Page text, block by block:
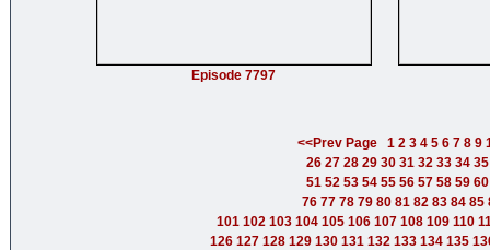
Episode 7797
<<Prev Page 1 2 3 4 5 6 7 8 9
26 27 28 29 30 31 32 33 34 35
51 52 53 54 55 56 57 58 59 60
76 77 78 79 80 81 82 83 84 85
101 102 103 104 105 106 107 108 109 110
126 127 128 129 130 131 132 133 134 135